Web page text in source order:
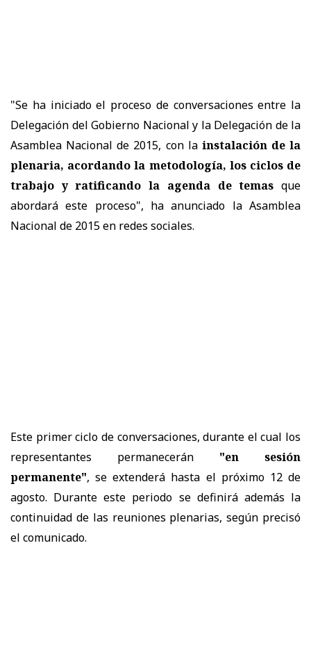
"Se ha iniciado el proceso de conversaciones entre la
Delegación del Gobierno Nacional y la Delegación de la
Asamblea Nacional de 2015, con la instalación de la
plenaria, acordando la metodología, los ciclos de
trabajo y ratificando la agenda de temas que
abordará este proceso", ha anunciado la Asamblea
Nacional de 2015 en redes sociales.
Este primer ciclo de conversaciones, durante el cual los
representantes permanecerán "en sesión
permanente", se extenderá hasta el próximo 12 de
agosto. Durante este periodo se definirá además la
continuidad de las reuniones plenarias, según precisó
el comunicado.